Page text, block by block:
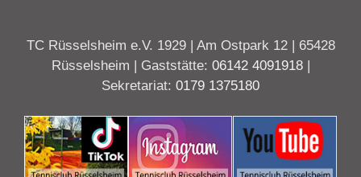
TC Rüsselsheim e.V. 1929 | Am Ostpark 12 | 65428
Rüsselsheim | Gaststätte: 06142 4091918|
Sekretariat: 0179 1375180